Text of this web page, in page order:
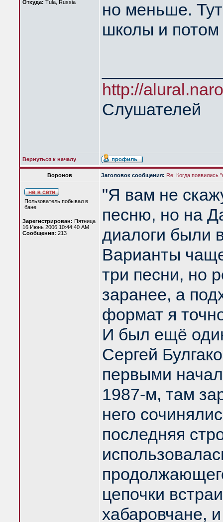
Откуда: Tula, Russia
но меньше.
школы и потом
http://
Слушателей
Вернуться к началу
Воронов Заголовок сообщения: Re: Когда появились
Пользователь побывал в
бане
Зарегистрирован: Пятница
16 Июнь 2006 10:44:40 AM
Сообщения: 213
"Я вам не
песню, но на
диалоги были
Варианты
три песни, но
заранее, а
формат я
И был ещë
Сергей
первыми
1987-м, там
него
последняя
цепочки
хабаровчане, и